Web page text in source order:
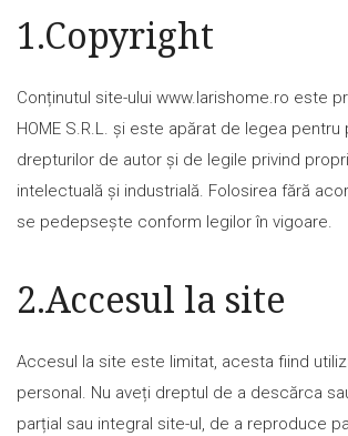
1.Copyright
Conținutul site-ului www.larishome.ro este
HOME S.R.L. și este apărat de legea
drepturilor de autor și de legile privind
intelectuală și industrială. Folosirea fără
se pedepsește conform legilor în vigoare.
2.Accesul la site
Accesul la site este limitat, acesta fiind
personal. Nu aveți dreptul de a descărca
parțial sau integral site-ul, de a reproduce